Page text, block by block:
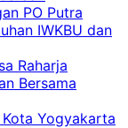
PO Putra
IWKBU dan
Raharja
Bersama
Yogyakarta